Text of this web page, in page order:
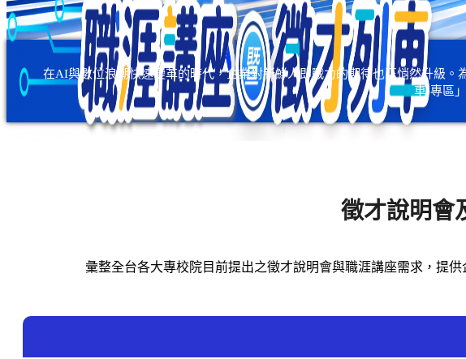
在AI與數位浪潮快速變革的時代，企業對新鮮人即戰力的期待也正悄然升級
車-專區
徵才說明會
彙整全台各大專校院目前提出之徵才說明會與職涯講座需求，提